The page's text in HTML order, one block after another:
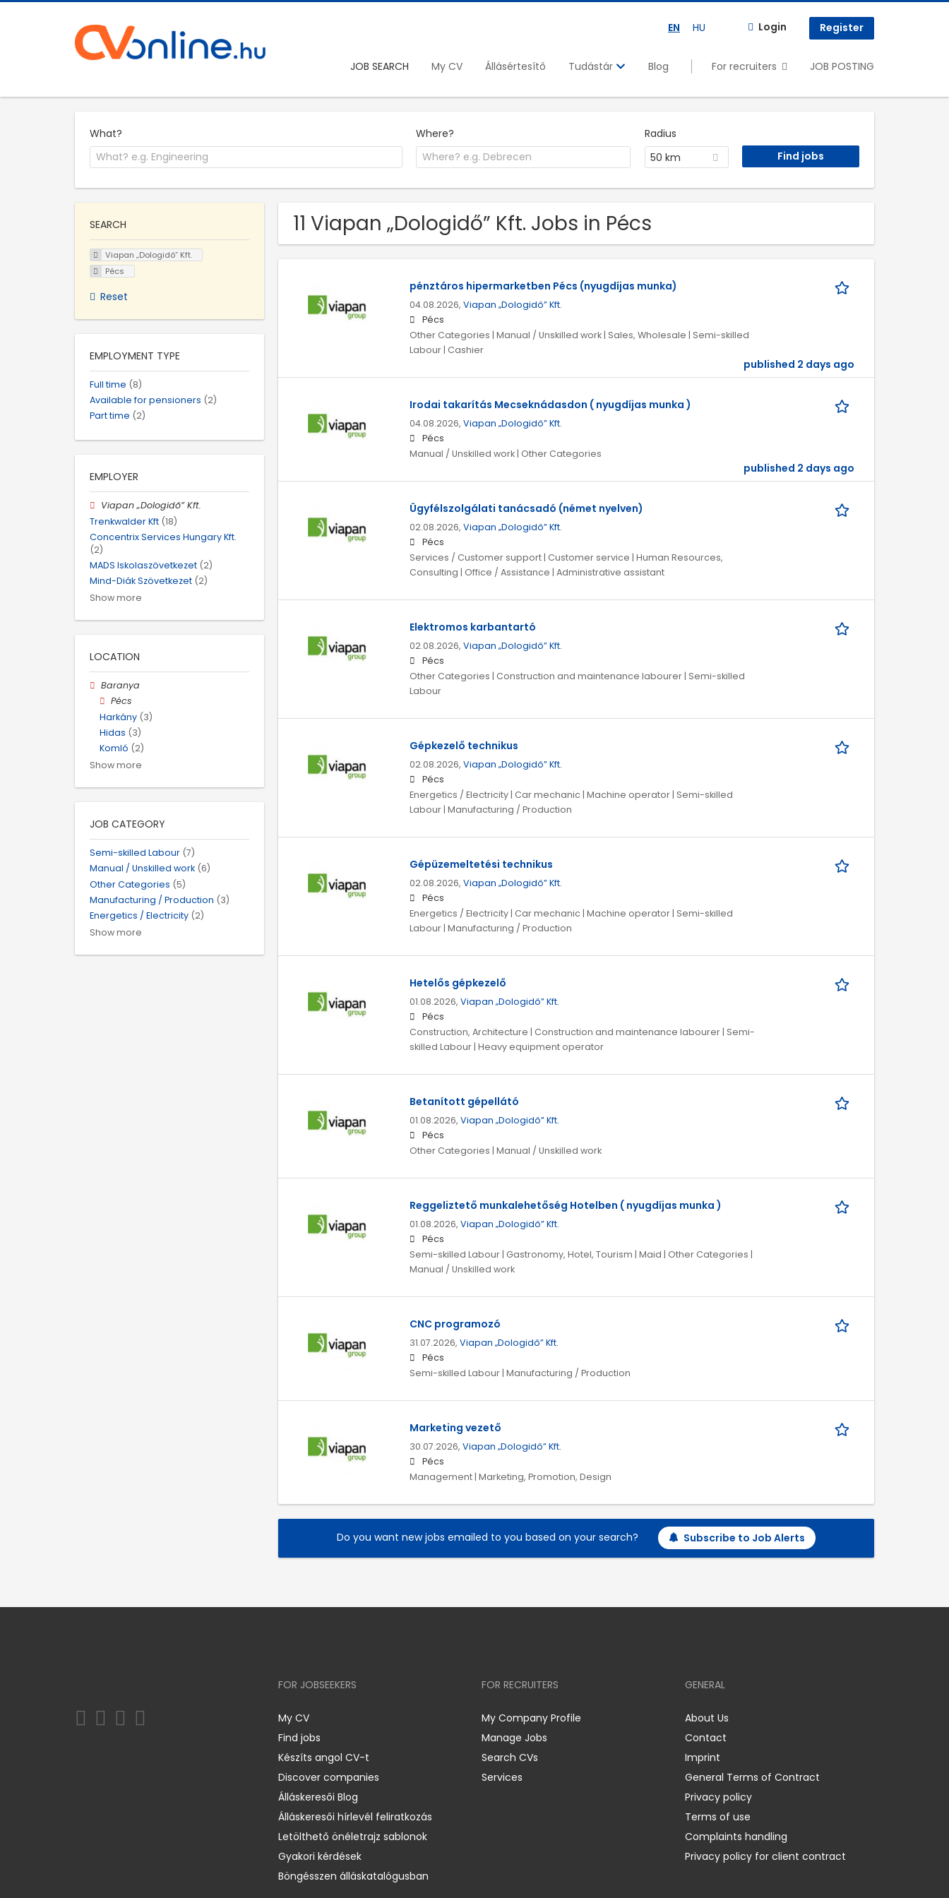
EN HU Login Register
JOB SEARCH My CV Állásértesítő Tudástár Blog For recruiters JOB POSTING
What? Where?
Radius
50 km
11 Viapan „Dologidő” Kft. Jobs in Pécs
pénztáros hipermarketben Pécs (nyugdíjas munka)
04.08.2026, Viapan „Dologidő” Kft.
Pécs
Other Categories | Manual / Unskilled work | Sales, Wholesale | Semi-skilled
Labour | Cashier
published 2 days ago
Irodai takarítás Mecseknádasdon ( nyugdíjas munka )
04.08.2026, Viapan „Dologidő” Kft.
Pécs
Manual / Unskilled work | Other Categories
published 2 days ago
Ügyfélszolgálati tanácsadó (német nyelven)
02.08.2026, Viapan „Dologidő” Kft.
Pécs
Services / Customer support | Customer service | Human Resources,
Consulting | Office / Assistance | Administrative assistant
Elektromos karbantartó
02.08.2026, Viapan „Dologidő” Kft.
Pécs
Other Categories | Construction and maintenance labourer | Semi-skilled
Labour
Gépkezelő technikus
02.08.2026, Viapan „Dologidő” Kft.
Pécs
Energetics / Electricity | Car mechanic | Machine operator | Semi-skilled
Labour | Manufacturing / Production
Gépüzemeltetési technikus
02.08.2026, Viapan „Dologidő” Kft.
Pécs
Energetics / Electricity | Car mechanic | Machine operator | Semi-skilled
Labour | Manufacturing / Production
Hetelős gépkezelő
01.08.2026, Viapan „Dologidő” Kft.
Pécs
Construction, Architecture | Construction and maintenance labourer | Semi-
skilled Labour | Heavy equipment operator
Betanított gépellátó
01.08.2026, Viapan „Dologidő” Kft.
Pécs
Other Categories | Manual / Unskilled work
Reggeliztető munkalehetőség Hotelben ( nyugdíjas munka )
01.08.2026, Viapan „Dologidő” Kft.
Pécs
Semi-skilled Labour | Gastronomy, Hotel, Tourism | Maid | Other Categories |
Manual / Unskilled work
CNC programozó
31.07.2026, Viapan „Dologidő” Kft.
Pécs
Semi-skilled Labour | Manufacturing / Production
Marketing vezető
30.07.2026, Viapan „Dologidő” Kft.
Pécs
Management | Marketing, Promotion, Design
Do you want new jobs emailed to you based on your search? Subscribe to Job Alerts
SEARCH
Viapan „Dologidő” Kft.
Pécs
Reset
EMPLOYMENT TYPE
Full time (8)
Available for pensioners (2)
Part time (2)
EMPLOYER
Viapan „Dologidő” Kft.
Trenkwalder Kft (18)
Concentrix Services Hungary Kft.
(2)
MADS Iskolaszövetkezet (2)
Mind-Diák Szövetkezet (2)
Show more
LOCATION
Baranya
Pécs
Harkány (3)
Hidas (3)
Komló (2)
Show more
JOB CATEGORY
Semi-skilled Labour (7)
Manual / Unskilled work (6)
Other Categories (5)
Manufacturing / Production (3)
Energetics / Electricity (2)
Show more
FOR JOBSEEKERS
My CV
Find jobs
Készíts angol CV-t
Discover companies
Álláskeresői Blog
Álláskeresői hírlevél feliratkozás
Letölthető önéletrajz sablonok
Gyakori kérdések
Böngésszen álláskatalógusban
FOR RECRUITERS
My Company Profile
Manage Jobs
Search CVs
Services
GENERAL
About Us
Contact
Imprint
General Terms of Contract
Privacy policy
Terms of use
Complaints handling
Privacy policy for client contract